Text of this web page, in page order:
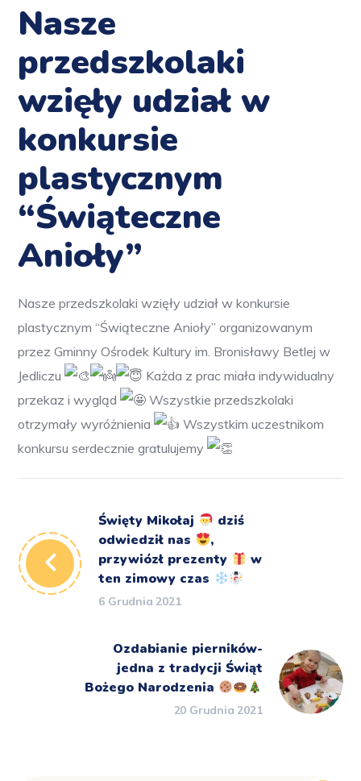
Nasze
przedszkolaki
wzięły udział w
konkursie
plastycznym
“Świąteczne
Anioły”
Nasze przedszkolaki wzięły udział w konkursie
plastycznym “Świąteczne Anioły” organizowanym
przez Gminny Ośrodek Kultury im. Bronisławy Betlej w
Jedliczu
Każda z prac miała indywidualny
przekaz i wygląd
Wszystkie przedszkolaki
otrzymały wyróżnienia
Wszystkim uczestnikom
konkursu serdecznie gratulujemy
Święty Mikołaj
dziś
odwiedził nas
,
przywiózł prezenty
w
ten zimowy czas
6 Grudnia 2021
Ozdabianie pierników-
jedna z tradycji Świąt
Bożego Narodzenia
20 Grudnia 2021